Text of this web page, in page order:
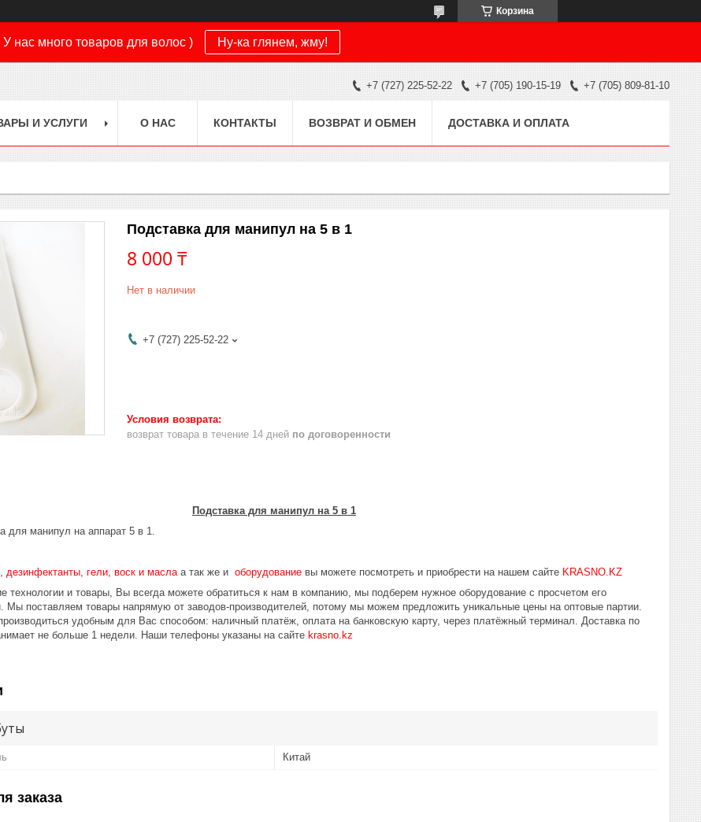
Корзина
У нас много товаров для волос ) Ну-ка глянем, жму!
+7 (727) 225-52-22 +7 (705) 190-15-19 +7 (705) 809-81-10
И УСЛУГИ О НАС КОНТАКТЫ ВОЗВРАТ И ОБМЕН ДОСТАВКА И ОПЛАТА
Подставка для манипул на 5 в 1
8 000 ₸
Нет в наличии
+7 (727) 225-52-22
возврат товара в течение 14 дней по договоренности
Подставка для манипул на 5 в 1
для манипул на аппарат 5 в 1.
дезинфектанты, гели, воск и масла а так же и оборудование вы можете посмотреть и приобрести на нашем сайте KRASNO.KZ
технологии и товары, Вы всегда можете обратиться к нам в компанию, мы подберем нужное оборудование с просчетом его
Мы поставляем товары напрямую от заводов-производителей, потому мы можем предложить уникальные цены на оптовые партии.
удобным для Вас способом: наличный платёж, оплата на банковскую карту, через платёжный терминал. Доставка по
не больше 1 недели.
Наши телефоны указаны на сайте krasno.kz
Китай
заказа